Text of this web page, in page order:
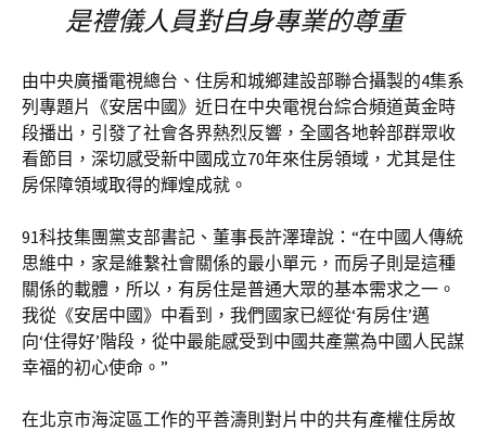
是禮儀人員對自身專業的尊重
由中央廣播電視總台、住房和城鄉建設部聯合攝製的4集系
列專題片《安居中國》近日在中央電視台綜合頻道黃金時
段播出，引發了社會各界熱烈反響，全國各地幹部群眾收
看節目，深切感受新中國成立70年來住房領域，尤其是住
房保障領域取得的輝煌成就。
91科技集團黨支部書記、董事長許澤瑋說：“在中國人傳統
思維中，家是維繫社會關係的最小單元，而房子則是這種
關係的載體，所以，有房住是普通大眾的基本需求之一。
我從《安居中國》中看到，我們國家已經從‘有房住’邁
向‘住得好’階段，從中最能感受到中國共產黨為中國人民謀
幸福的初心使命。”
在北京市海淀區工作的平善濤則對片中的共有產權住房故